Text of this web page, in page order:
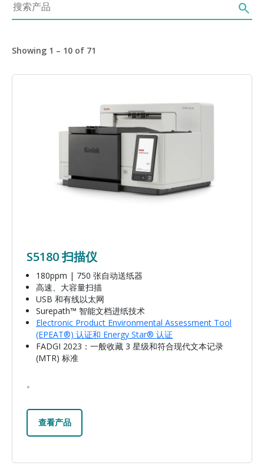
搜索产品 search
Showing 1 – 10 of 71
图像
S5180 扫描仪
180ppm | 750 张自动送纸器
高速、大容量扫描
USB 和有线以太网
Surepath™ 智能文档进纸技术
Electronic Product Environmental Assessment Tool
(EPEAT®) 认证和 Energy Star® 认证
FADGI 2023：一般收藏 3 星级和符合现代文本记录
(MTR) 标准
。
查看产品